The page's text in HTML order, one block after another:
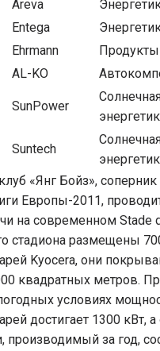
Areva
Entega
Ehrmann
Продукты
AL-KO
SunPower
Suntech
«Янг Бойз», соперник
Европы-2011,
на современном Stade
стадиона размещены
Kyocera, они
квадратных метров.
условиях
достигает 1300 кВт,
производимый за год,